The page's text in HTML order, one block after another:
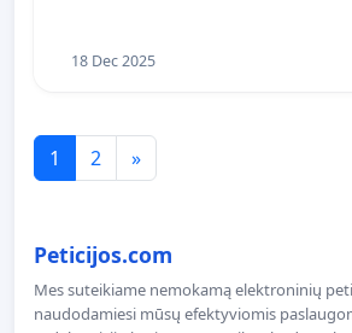
18 Dec 2025
1 2 »
Peticijos.com
Mes suteikiame nemokamą elektroninių
naudodamiesi mūsų efektyviomis